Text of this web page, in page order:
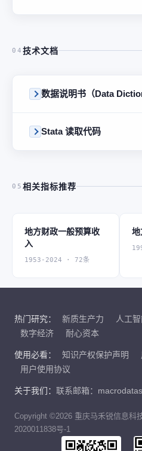
04 技术文档
数据说明书（Data
Stata 读取代码
05 相关指标推荐
地方财政一般预算收
入
1953-2024 · 72条
地
热门研究： 新质生产力 人工
数字经济
耐心资本
使用必看： 知识产权保护声明
用户使用协议
关于我们： 联系邮箱：
Copyright ©2026 重庆马禾锐信息科
2020011838号-1